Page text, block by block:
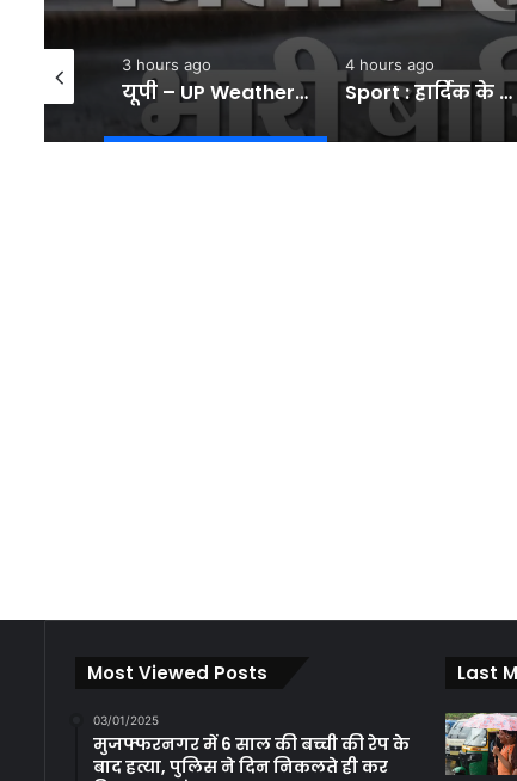
4 hours ago
Sport : हार्दिक के बाद ये बड़ा खिलाड़ी भी छोड़ेगा मुंबई इंडियंस का साथ, राजस्थान रॉयल्स में यशस्वी जायसवाल से होगा ट्रेड #INA
5 hours ago
Sport : IND vs SL वॉर्म-अप मैच में इन 5 भारतीयों का दिखा जलवा, तेज गेंदबाज ने एक ही ओवर में जड़े 4 छक्के #INA
Most Viewed Posts
03/01/2025
मुजफ्फरनगर में 6 साल की बच्ची की रेप के
बाद हत्या, पुलिस ने दिन निकलते ही कर
Last